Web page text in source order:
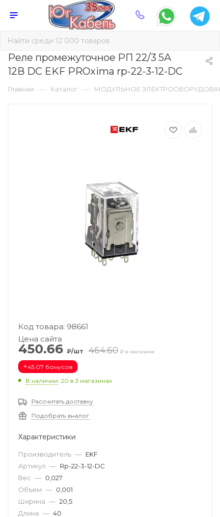
Реле промежуточное РП 22/3 5А
12В DС EKF PROxima rp-22-3-12-DC
Главная — Каталог — МОДУЛЬНОЕ
Код товара: 98661
Цена сайта
450.66 ₽/шт 464.60 ₽ в магазине
+45.07 бонусов
В наличии: 20 в 3 магазинах
Рассчитать доставку
Подобрать аналог
Характеристики
Производитель — EKF
Артикул — Rp-22-3-12-DC
Вес — 0,027
Объем — 0,001
Ширина — 20,5
Длина — 40